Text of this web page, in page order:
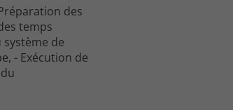
des
temps
de
- Exécution de